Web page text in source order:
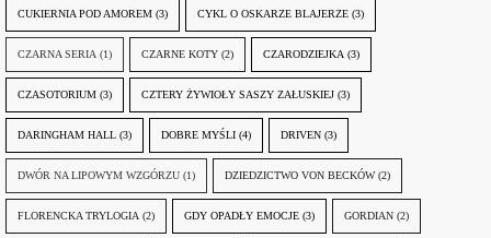
CUKIERNIA POD AMOREM (3) CYKL O OSKARZE BLAJERZE (3)
CZARNA SERIA (1) CZARNE KOTY (2) CZARODZIEJKA (3)
CZASOTORIUM (3) CZTERY ŻYWIOŁY SASZY ZAŁUSKIEJ (3)
DARINGHAM HALL (3) DOBRE MYŚLI (4) DRIVEN (3)
DWÓR NA LIPOWYM WZGÓRZU (1) DZIEDZICTWO VON BECKÓW (2)
FLORENCKA TRYLOGIA (2) GDY OPADŁY EMOCJE (3) GORDIAN (2)